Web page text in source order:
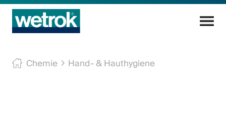
Reinigungsprodukte
Chemie Hand- & Hauthygiene